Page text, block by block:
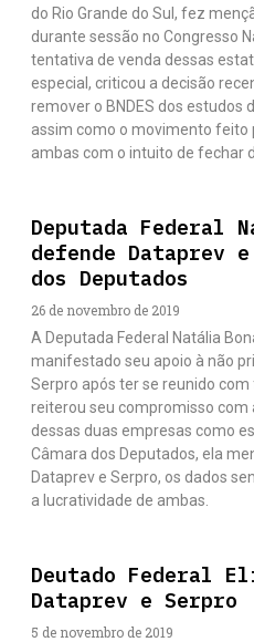
do Rio Grande do Sul, fez
durante sessão no Congresso
tentativa de venda dessas
especial, criticou a decisão
remover o BNDES dos estudos
assim como o movimento feito
ambas com o intuito de fechar
Deputada Federal
defende Dataprev
dos Deputados
26 de novembro de 2019
A Deputada Federal Natália
manifestado seu apoio à não
Serpro após ter se reunido
reiterou seu compromisso com
dessas duas empresas como
Câmara dos Deputados, ela
Dataprev e Serpro, os dados
a lucratividade de ambas.
Deutado Federal
Dataprev e Serpro
5 de novembro de 2019